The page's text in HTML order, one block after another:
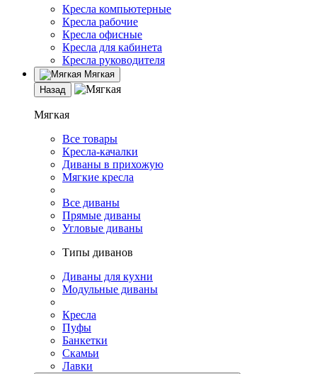
Кресла компьютерные
Кресла рабочие
Кресла офисные
Кресла для кабинета
Кресла руководителя
Мягкая
Назад
Мягкая
Все товары
Кресла-качалки
Диваны в прихожую
Мягкие кресла
Все диваны
Прямые диваны
Угловые диваны
Типы диванов
Диваны для кухни
Модульные диваны
Кресла
Пуфы
Банкетки
Скамьи
Лавки